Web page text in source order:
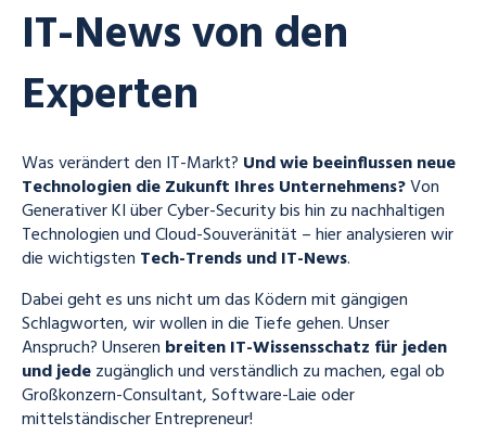
IT-News von den
Experten
Was verändert den IT-Markt? Und wie beeinflussen neue
Technologien die Zukunft Ihres Unternehmens?Von
Generativer KI über Cyber-Security bis hin zu nachhaltigen
Technologien und Cloud-Souveränität – hier analysieren wir
die wichtigsten Tech-Trends und IT-News.
Dabei geht es uns nicht um das Ködern mit gängigen
Schlagworten, wir wollen in die Tiefe gehen. Unser
Anspruch? Unseren breiten IT-Wissensschatz für jeden
und jedezugänglich und verständlich zu machen, egal ob
Großkonzern-Consultant, Software-Laie oder
mittelständischer Entrepreneur!